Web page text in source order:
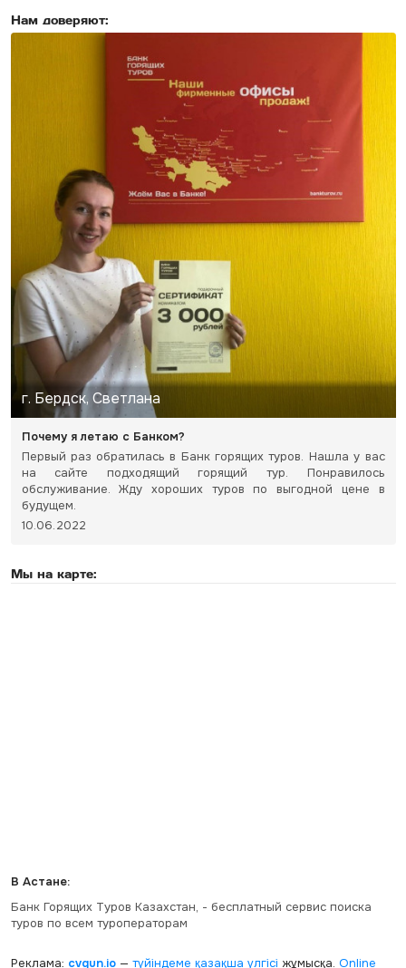
Нам доверяют:
г. Бердск, Светлана
Почему я летаю с Банком?
Первый раз обратилась в Банк горящих туров. Нашла у вас
на сайте подходящий горящий тур. Понравилось
обслуживание. Жду хороших туров по выгодной цене в
будущем.
10.06.2022
Мы на карте:
В Астане:
Банк Горящих Туров Казахстан, - бесплатный сервис поиска
туров по всем туроператорам
Реклама: cvgun.io— түйіндеме қазақша үлгісі жұмысқа. Online